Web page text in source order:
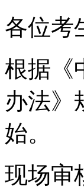
各位考
根据《
办法》
始。
现场审